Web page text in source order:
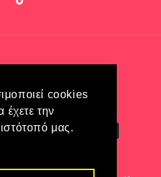
cookies
έχετε την
μας.
TikTok